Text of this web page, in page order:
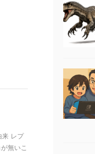
レプ
無いこ